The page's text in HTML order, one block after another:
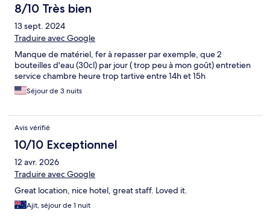
8/10 Très bien
13 sept. 2024
Traduire avec Google
Manque de matériel, fer à repasser par exemple, que 2
bouteilles d'eau (30cl) par jour ( trop peu à mon goût) entretien
service chambre heure trop tartive entre 14h et 15h
Séjour de 3 nuits
Avis vérifié
10/10 Exceptionnel
12 avr. 2026
Traduire avec Google
Great location, nice hotel, great staff. Loved it.
Ajit, séjour de 1 nuit